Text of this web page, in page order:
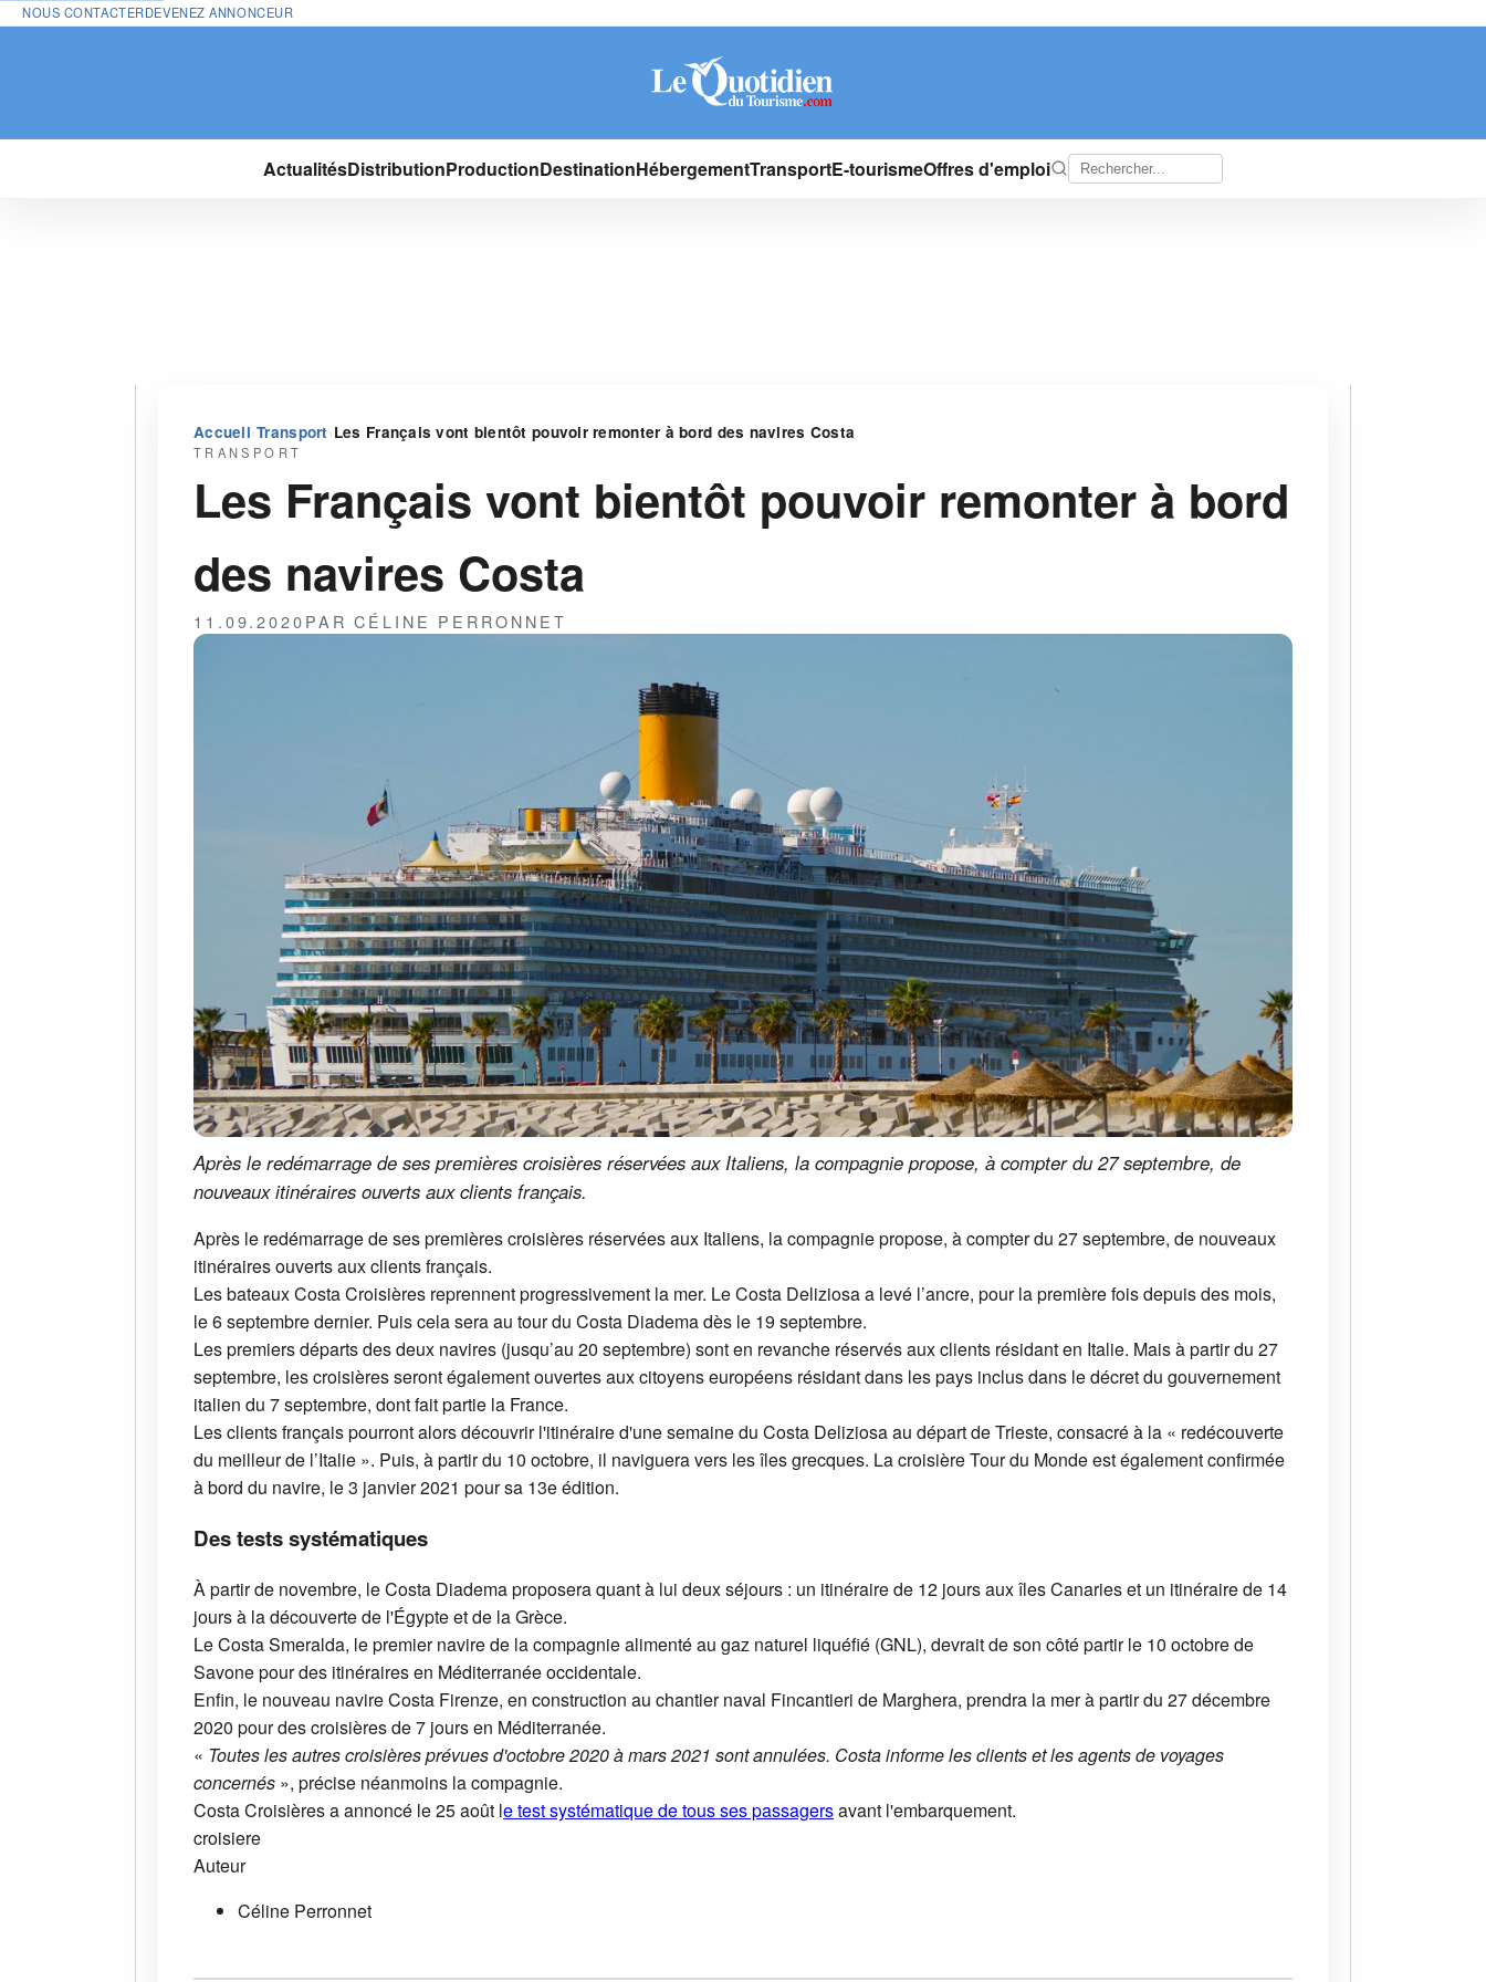
NOUS CONTACTERDEVENEZ ANNONCEUR
ActualitésDistributionProductionDestinationHébergementTransportE-tourismeOffres d'emploi
Accueil›Transport ›Les Français vont bientôt pouvoir remonter à bord des navires Costa
TRANSPORT
Les Français vont bientôt pouvoir remonter à bord
des navires Costa
11.09.2020PAR CÉLINE PERRONNET
Après le redémarrage de ses premières croisières réservées aux Italiens, la compagnie propose, à compter du 27 septembre, de
nouveaux itinéraires ouverts aux clients français.
Après le redémarrage de ses premières croisières réservées aux Italiens, la compagnie propose, à compter du 27 septembre, de nouveaux
itinéraires ouverts aux clients français.
Les bateaux Costa Croisières reprennent progressivement la mer. Le Costa Deliziosa a levé l’ancre, pour la première fois depuis des mois,
le 6 septembre dernier. Puis cela sera au tour du Costa Diadema dès le 19 septembre.
Les premiers départs des deux navires (jusqu’au 20 septembre) sont en revanche réservés aux clients résidant en Italie. Mais à partir du 27
septembre, les croisières seront également ouvertes aux citoyens européens résidant dans les pays inclus dans le décret du gouvernement
italien du 7 septembre, dont fait partie la France.
Les clients français pourront alors découvrir l'itinéraire d'une semaine du Costa Deliziosa au départ de Trieste, consacré à la « redécouverte
du meilleur de l’Italie ». Puis, à partir du 10 octobre, il naviguera vers les îles grecques. La croisière Tour du Monde est également confirmée
à bord du navire, le 3 janvier 2021 pour sa 13e édition.
Des tests systématiques
À partir de novembre, le Costa Diadema proposera quant à lui deux séjours : un itinéraire de 12 jours aux îles Canaries et un itinéraire de 14
jours à la découverte de l'Égypte et de la Grèce.
Le Costa Smeralda, le premier navire de la compagnie alimenté au gaz naturel liquéfié (GNL), devrait de son côté partir le 10 octobre de
Savone pour des itinéraires en Méditerranée occidentale.
Enfin, le nouveau navire Costa Firenze, en construction au chantier naval Fincantieri de Marghera, prendra la mer à partir du 27 décembre
2020 pour des croisières de 7 jours en Méditerranée.
« Toutes les autres croisières prévues d'octobre 2020 à mars 2021 sont annulées. Costa informe les clients et les agents de voyages
concernés », précise néanmoins la compagnie.
Costa Croisières a annoncé le 25 août le test systématique de tous ses passagersavant l'embarquement.
croisiere
Auteur
Céline Perronnet